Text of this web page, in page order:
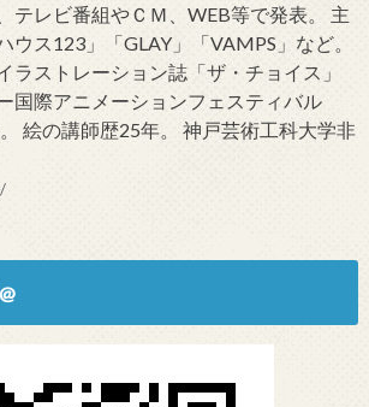
テレビ番組やＣＭ、WEB等で発表。 主
ウス123」「GLAY」「VAMPS」など。
ラストレーション誌「ザ・チョイス」
国際アニメーションフェスティバル
絵の講師歴25年。 神戸芸術工科大学非